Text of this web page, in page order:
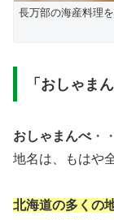
長万部の海産料理
「おしゃま
おしゃまんべ・
地名は、もはや
北海道の多くの